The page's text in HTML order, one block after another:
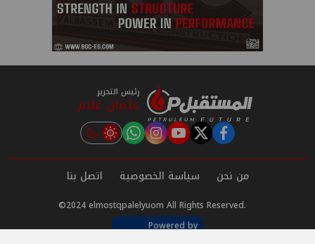
رئيس التحرير
عثمان علام
facebook
twitter
youtube
instagram
tiktok
من نحن سياسة الخصوصية اتصل بنا
©2024 elmostqpalelyuom All Rights Reserved.
Powered by